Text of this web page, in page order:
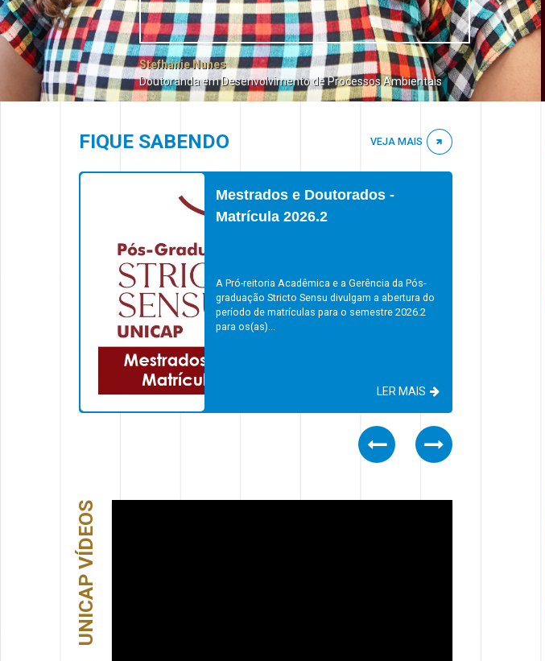
Stefhanie Nunes
Doutoranda em Desenvolvimento de Processos Ambientais
FIQUE SABENDO VEJA MAIS
Mestrados e Doutorados -
Matrícula 2026.2
A Pró-reitoria Acadêmica e a Gerência da Pós-
graduação Stricto Sensu divulgam a abertura do
período de matrículas para o semestre 2026.2
para os(as)...
LER MAIS
Previous
Next
UNICAP VÍDEOS